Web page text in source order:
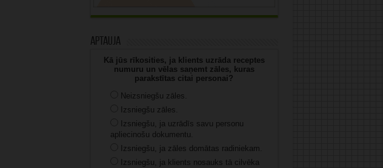
Aptauja
Kā jūs rīkosities, ja klients uzrāda receptes
numuru un vēlas saņemt zāles, kuras
parakstītas citai personai?
Neizsniegšu zāles.
Izsniegšu zāles.
Izsniegšu, ja uzrādīs savu personu
apliecinošu dokumentu.
Izsniegšu, ja zāles domātas radiniekam.
Izsniegšu, ja klients nosauks tā cilvēka